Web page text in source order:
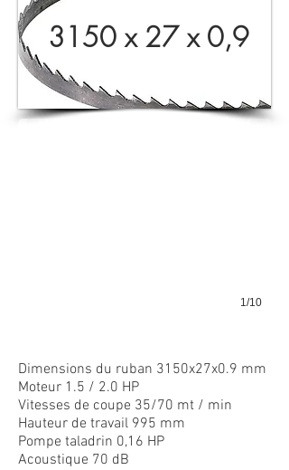
3150 x 27 x 0,9
1/10
Dimensions du ruban 3150x27x0.9 mm
Moteur 1.5 / 2.0 HP
Vitesses de coupe 35/70 mt / min
Hauteur de travail 995 mm
Pompe taladrin 0,16 HP
Acoustique 70 dB